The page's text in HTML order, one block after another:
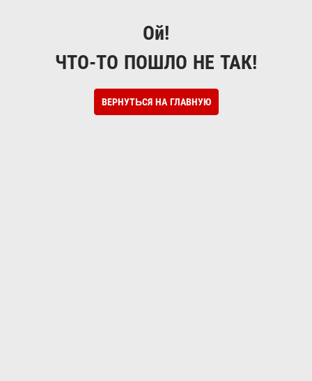
Ой!
ЧТО-ТО ПОШЛО НЕ ТАК!
ВЕРНУТЬСЯ НА ГЛАВНУЮ